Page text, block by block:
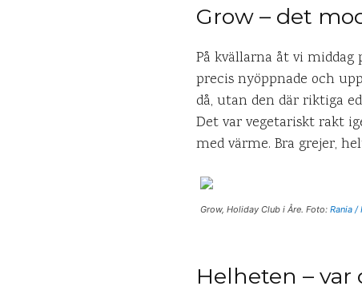
Grow – det
På kvällarna åt vi middag
precis nyöppnade och
då, utan den där riktiga
Det var vegetariskt rakt
med värme. Bra grejer,
Grow, Holiday Club i Åre. Foto: Rania /
Helheten –